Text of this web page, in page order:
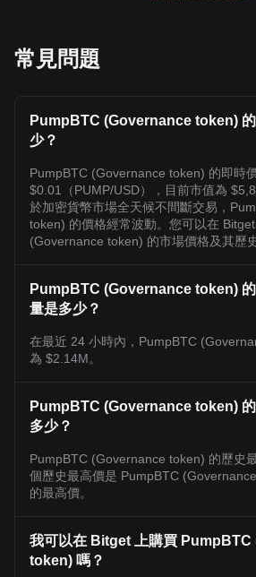
常見問題
PumpBTC (Governance token)
少？
PumpBTC (Governance token) 的即時
$0.01（PUMP/USD），目前市值為
於加密貨幣市場全天候不間斷交易，
token) 的價格經常波動。您可以在
(Governance token) 的市場價格及其歷
PumpBTC (Governance token)
量是多少？
在最近 24 小時內，PumpBTC
為 $2.14M。
PumpBTC (Governance token)
多少？
PumpBTC (Governance token) 的歷史
個歷史最高價是 PumpBTC
的最高價。
我可以在 Bitget 上購買
token) 嗎？